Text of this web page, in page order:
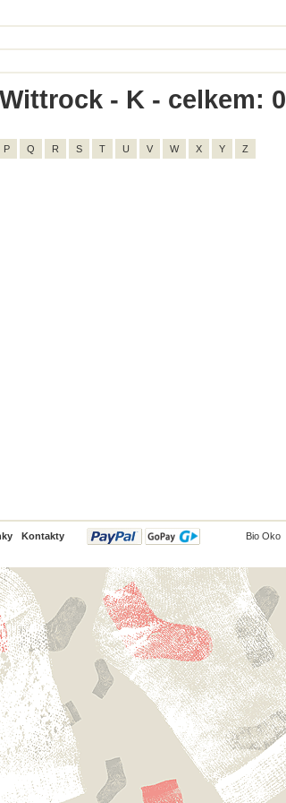
- K - celkem: 0
P Q R S T U V W X Y Z
Kontakty Bio Oko